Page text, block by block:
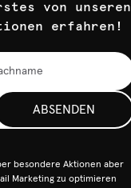
von unseren
erfahren!
ABSENDEN
besondere Aktionen aber
Marketing zu optimieren